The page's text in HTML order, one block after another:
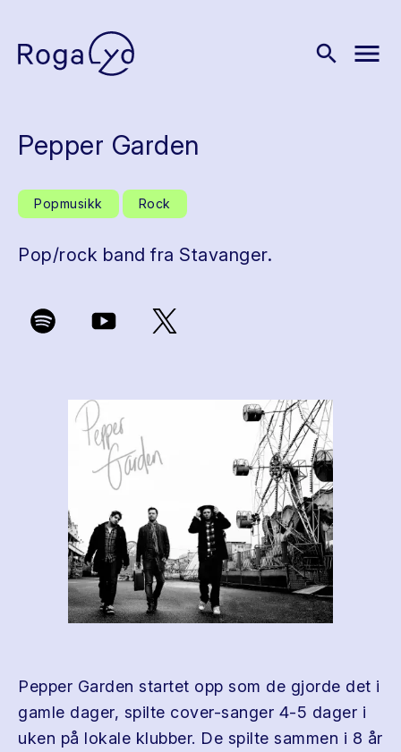
search menu
Pepper Garden
Popmusikk Rock
Pop/rock band fra Stavanger.
Pepper Garden startet opp som de gjorde det i
gamle dager, spilte cover-sanger 4-5 dager i
uken på lokale klubber. De spilte sammen i 8 år